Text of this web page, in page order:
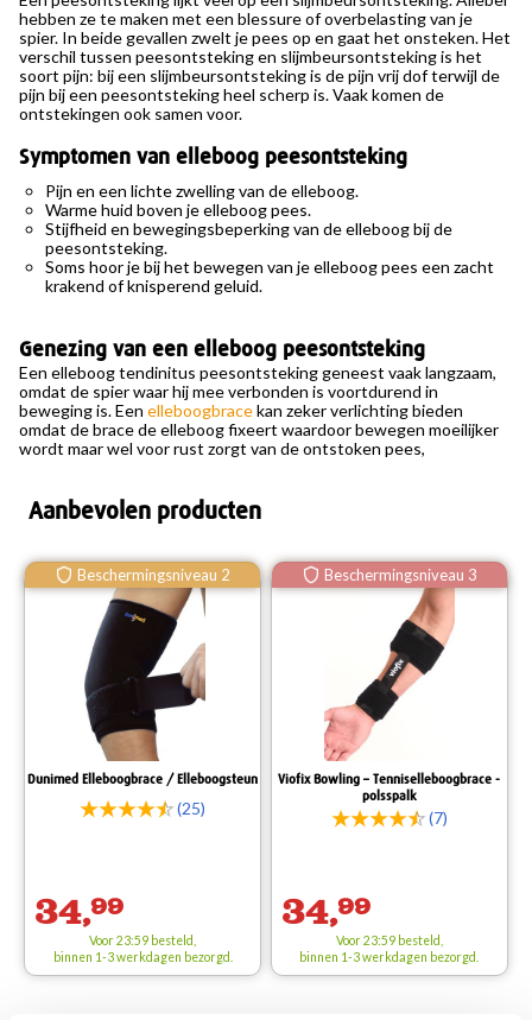
hebben ze te maken met een blessure of overbelasting van je
spier. In beide gevallen zwelt je pees op en gaat het onsteken. Het
verschil tussen peesontsteking en slijmbeursontsteking is het
soort pijn: bij een slijmbeursontsteking is de pijn vrij dof terwijl de
pijn bij een peesontsteking heel scherp is. Vaak komen de
ontstekingen ook samen voor.
Symptomen van elleboog peesontsteking
Pijn en een lichte zwelling van de elleboog.
Warme huid boven je elleboog pees.
Stijfheid en bewegingsbeperking van de elleboog bij de
peesontsteking.
Soms hoor je bij het bewegen van je elleboog pees een zacht
krakend of knisperend geluid.
Genezing van een elleboog peesontsteking
Een elleboog tendinitus peesontsteking geneest vaak langzaam,
omdat de spier waar hij mee verbonden is voortdurend in
beweging is. Eenelleboogbracekan zeker verlichting bieden
omdat de brace de elleboog fixeert waardoor bewegen moeilijker
wordt maar wel voor rust zorgt van de ontstoken pees,
Aanbevolen producten
Beschermingsniveau 2
Dunimed Elleboogbrace / Elleboogsteun
(25)
34,99
Voor 23:59 besteld,
binnen 1-3 werkdagen bezorgd.
Beschermingsniveau 3
Viofix Bowling – Tenniselleboogbrace -
polsspalk
(7)
34,99
Voor 23:59 besteld,
binnen 1-3 werkdagen bezorgd.